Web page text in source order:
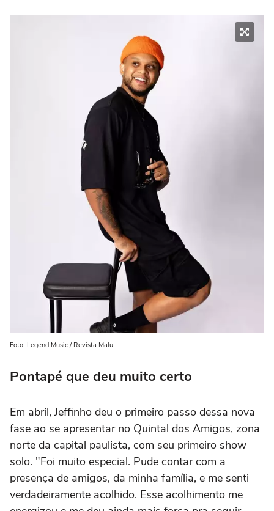
Foto: Legend Music / Revista Malu
Pontapé que deu muito certo
Em abril, Jeffinho deu o primeiro passo dessa nova
fase ao se apresentar no Quintal dos Amigos, zona
norte da capital paulista, com seu primeiro show
solo. "Foi muito especial. Pude contar com a
presença de amigos, da minha família, e me senti
verdadeiramente acolhido. Esse acolhimento me